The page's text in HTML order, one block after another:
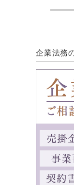
企業法務